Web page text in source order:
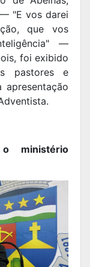
"E vos darei
que vos
—
foi exibido
pastores e
ministério